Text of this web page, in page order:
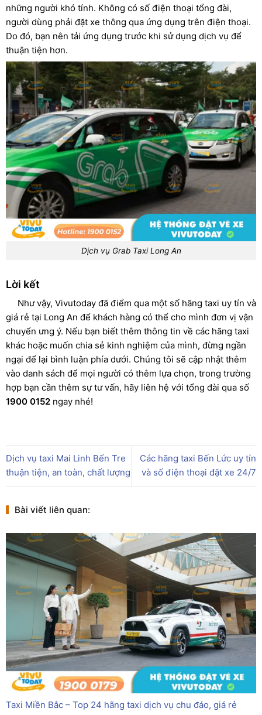
những người khó tính. Không có số điện thoại tổng đài,
người dùng phải đặt xe thông qua ứng dụng trên điện thoại.
Do đó, bạn nên tải ứng dụng trước khi sử dụng dịch vụ để
thuận tiện hơn.
Dịch vụ Grab Taxi Long An
Lời kết
Như vậy, Vivutoday đã điểm qua một số hãng taxi uy tín và
giá rẻ tại Long An để khách hàng có thể cho mình đơn vị vận
chuyển ưng ý. Nếu bạn biết thêm thông tin về các hãng taxi
khác hoặc muốn chia sẻ kinh nghiệm của mình, đừng ngần
ngại để lại bình luận phía dưới. Chúng tôi sẽ cập nhật thêm
vào danh sách để mọi người có thêm lựa chọn, trong trường
hợp bạn cần thêm sự tư vấn, hãy liên hệ với tổng đài qua số
1900 0152 ngay nhé!
Dịch vụ taxi Mai Linh Bến Tre
thuận tiện, an toàn, chất lượng
Các hãng taxi Bến Lức uy tín
và số điện thoại đặt xe 24/7
Bài viết liên quan:
Taxi Miền Bắc – Top 24 hãng taxi dịch vụ chu đáo, giá rẻ